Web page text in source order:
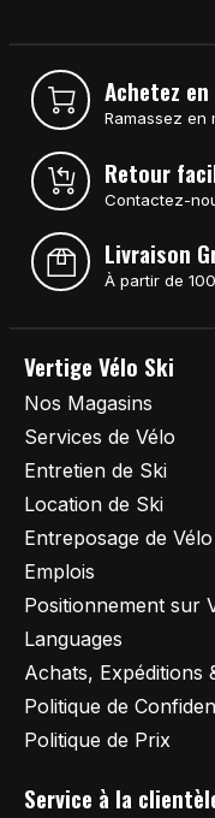
Achetez
Ramassez en
Retour
Contactez-
Livraison
À partir de
Vertige Vélo Ski
Nos Magasins
Services de Vélo
Entretien de Ski
Location de Ski
Entreposage de Vélo
Emplois
Positionnement sur
Languages
Achats, Expéditions
Politique de
Politique de Prix
Service à la